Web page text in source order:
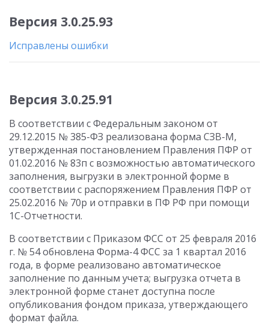
Версия 3.0.25.93
Исправлены ошибки
Версия 3.0.25.91
В соответствии с Федеральным законом от
29.12.2015 № 385-ФЗ реализована форма СЗВ-М,
утвержденная постановлением Правления ПФР от
01.02.2016 № 83п с возможностью автоматического
заполнения, выгрузки в электронной форме в
соответствии с распоряжением Правления ПФР от
25.02.2016 № 70р и отправки в ПФ РФ при помощи
1С-Отчетности.
В соответствии с Приказом ФСС от 25 февраля 2016
г. № 54 обновлена Форма-4 ФСС за 1 квартал 2016
года, в форме реализовано автоматическое
заполнение по данным учета; выгрузка отчета в
электронной форме станет доступна после
опубликования фондом приказа, утверждающего
формат файла.